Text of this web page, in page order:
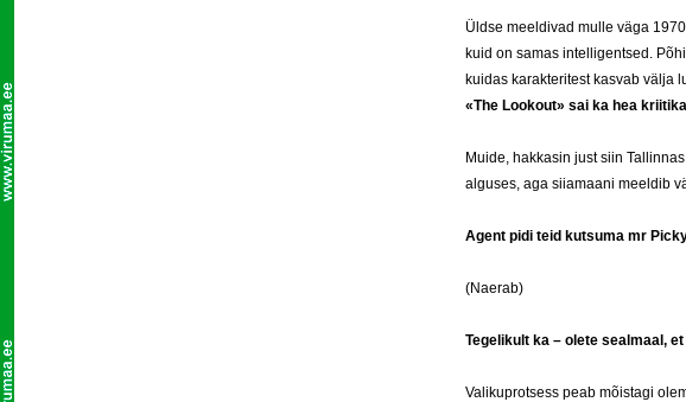
Üldse meeldivad mulle väga
kuid on samas intelligentsed.
kuidas karakteritest kasvab välja
«The Lookout» sai ka hea
Muide, hakkasin just siin
alguses, aga siiamaani meeldib
Agent pidi teid kutsuma mr
(Naerab)
Tegelikult ka – olete sealmaal,
Valikuprotsess peab mõistagi